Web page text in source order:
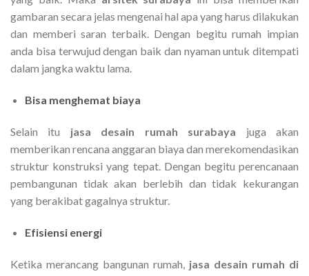
gambaran secara jelas mengenai hal apa yang harus dilakukan
dan memberi saran terbaik. Dengan begitu rumah impian
anda bisa terwujud dengan baik dan nyaman untuk ditempati
dalam jangka waktu lama.
Bisa menghemat biaya
Selain itu jasa desain rumah surabaya juga akan
memberikan rencana anggaran biaya dan merekomendasikan
struktur konstruksi yang tepat. Dengan begitu perencanaan
pembangunan tidak akan berlebih dan tidak kekurangan
yang berakibat gagalnya struktur.
Efisiensi energi
Ketika merancang bangunan rumah, jasa desain rumah di